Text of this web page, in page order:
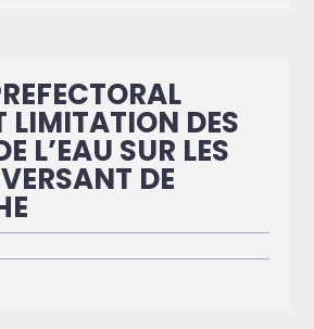
LIMITATION DES
L’EAU SUR LES
DE